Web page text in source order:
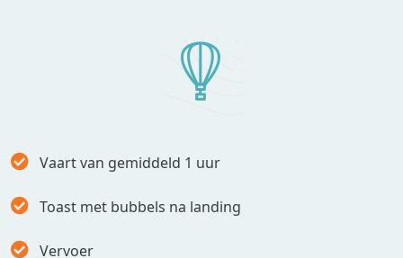
Vaart van gemiddeld 1 uur
Toast met bubbels na landing
Vervoer